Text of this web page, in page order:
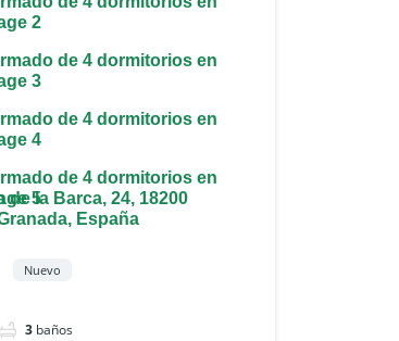
de la Barca, 24, 18200
España
Nuevo
3 baños